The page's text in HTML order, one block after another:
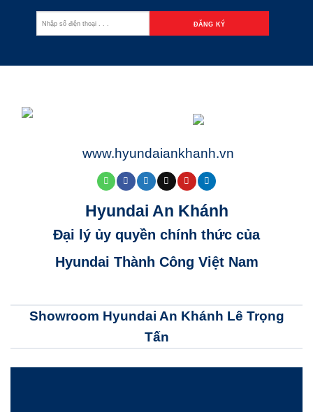
www.hyundaiankhanh.vn
Hyundai An Khánh
Đại lý ủy quyền chính thức của
Hyundai Thành Công Việt Nam
Showroom Hyundai An Khánh Lê Trọng
Tấn